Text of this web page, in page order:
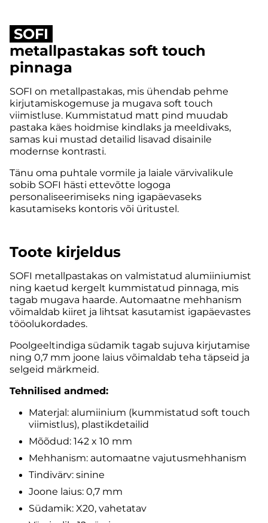
SOFI
metallpastakas soft touch
pinnaga
SOFI on metallpastakas, mis ühendab pehme
kirjutamiskogemuse ja mugava soft touch
viimistluse. Kummistatud matt pind muudab
pastaka käes hoidmise kindlaks ja meeldivaks,
samas kui mustad detailid lisavad disainile
modernse kontrasti.
Tänu oma puhtale vormile ja laiale värvivalikule
sobib SOFI hästi ettevõtte logoga
personaliseerimiseks ning igapäevaseks
kasutamiseks kontoris või üritustel.
Toote kirjeldus
SOFI metallpastakas on valmistatud alumiiniumist
ning kaetud kergelt kummistatud pinnaga, mis
tagab mugava haarde. Automaatne mehhanism
võimaldab kiiret ja lihtsat kasutamist igapäevastes
tööolukordades.
Poolgeeltindiga südamik tagab sujuva kirjutamise
ning 0,7 mm joone laius võimaldab teha täpseid ja
selgeid märkmeid.
Tehnilised andmed:
Materjal: alumiinium (kummistatud soft touch
viimistlus), plastikdetailid
Mõõdud: 142 x 10 mm
Mehhanism: automaatne vajutusmehhanism
Tindivärv: sinine
Joone laius: 0,7 mm
Südamik: X20, vahetatav